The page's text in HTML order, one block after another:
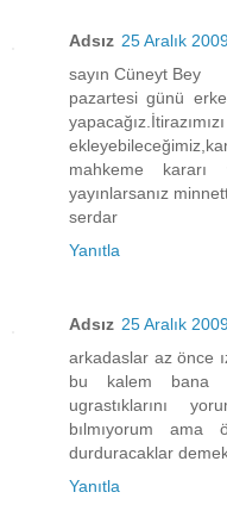
Adsız 25 Aralık
sayın Cüneyt Bey
pazartesi günü
mahkeme kararı
yayınlarsanız
serdar
Yanıtla
Adsız 25 Aralık
arkadaslar az önce
bu kalem bana
ugrastıklarını
bılmıyorum ama
durduracaklar demek
Yanıtla